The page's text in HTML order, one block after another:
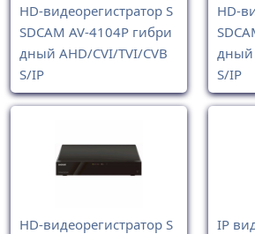
HD-видеорегистратор S
SDCAM AV-4104P гибри
дный AHD/CVI/TVI/CVB
S/IP
HD-
дный
S/IP
HD-видеорегистратор S
IP